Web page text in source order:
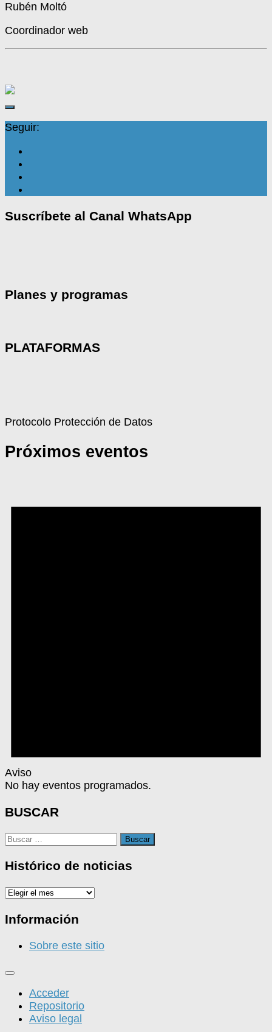
Rubén Moltó
Coordinador web
Seguir:
Suscríbete al Canal WhatsApp
Planes y programas
PLATAFORMAS
Protocolo Protección de Datos
Próximos eventos
Aviso
No hay eventos programados.
BUSCAR
Buscar:
Histórico de noticias
Histórico
noticias
Información
Sobre este sitio
Acceder
Repositorio
Aviso legal